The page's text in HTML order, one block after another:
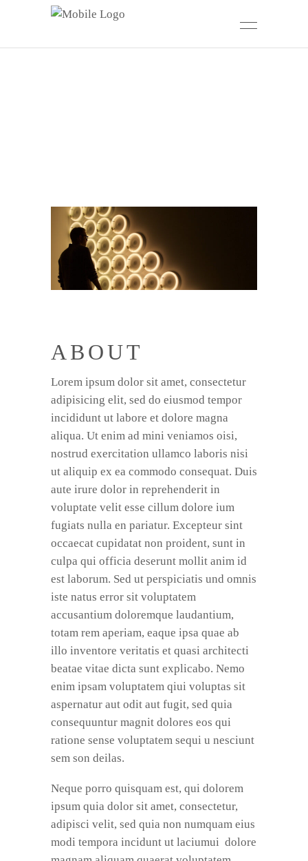
ABOUT
Lorem ipsum dolor sit amet, consectetur
adipisicing elit, sed do eiusmod tempor
incididunt ut labore et dolore magna
aliqua. Ut enim ad mini veniamos oisi,
nostrud exercitation ullamco laboris nisi
ut aliquip ex ea commodo consequat. Duis
aute irure dolor in reprehenderit in
voluptate velit esse cillum dolore ium
fugiats nulla en pariatur. Excepteur sint
occaecat cupidatat non proident, sunt in
culpa qui officia deserunt mollit anim id
est laborum. Sed ut perspiciatis und omnis
iste natus error sit voluptatem
accusantium doloremque laudantium,
totam rem aperiam, eaque ipsa quae ab
illo inventore veritatis et quasi architecti
beatae vitae dicta sunt explicabo. Nemo
enim ipsam voluptatem qiui voluptas sit
aspernatur aut odit aut fugit, sed quia
consequuntur magnit dolores eos qui
ratione sense voluptatem sequi u nesciunt
sem son deilas.
Neque porro quisquam est, qui dolorem
ipsum quia dolor sit amet, consectetur,
adipisci velit, sed quia non numquam eius
modi tempora incidunt ut laciumui dolore